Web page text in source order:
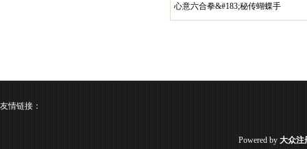
心意六合拳&#183;秘传蝴蝶手
友情链接：
Powered by 大众注